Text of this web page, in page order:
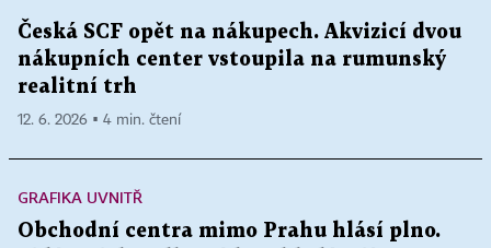
Česká SCF opět na nákupech. Akvizicí dvou
nákupních center vstoupila na rumunský
realitní trh
12. 6. 2026 ▪ 4 min. čtení
GRAFIKA UVNITŘ
Obchodní centra mimo Prahu hlásí plno.